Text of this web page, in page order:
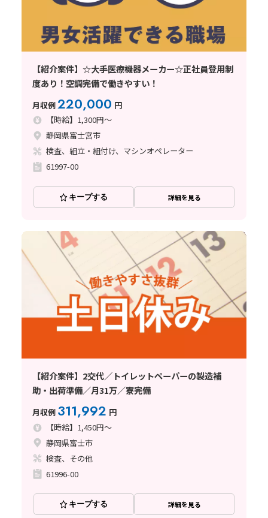
【紹介案件】☆大手医療機器メーカー☆正社員登用制
度あり！空調完備で働きやすい！
月収例220,000 円
【時給】1,300円～
静岡県富士宮市
検査、組立・組付け、マシンオペレーター
61997-00
キープする 詳細を見る
【紹介案件】2交代／トイレットペーパーの製造補
助・出荷準備／月31万／寮完備
月収例 311,992 円
【時給】1,450円～
静岡県富士市
検査、その他
61996-00
キープする 詳細を見る